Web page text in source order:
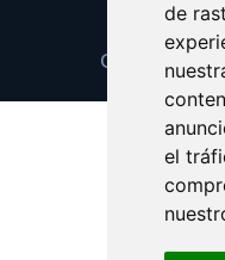
de
el
Update
Copyright ©